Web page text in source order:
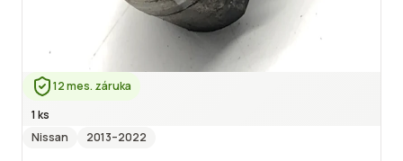
12 mes. záruka
1 ks
Nissan
2013–2022